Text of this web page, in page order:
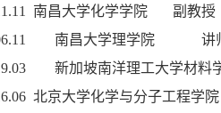
南昌大学化学学院 副教授
南昌大学理学院
新加坡南洋理工大学
北京大学化学与分子工程学